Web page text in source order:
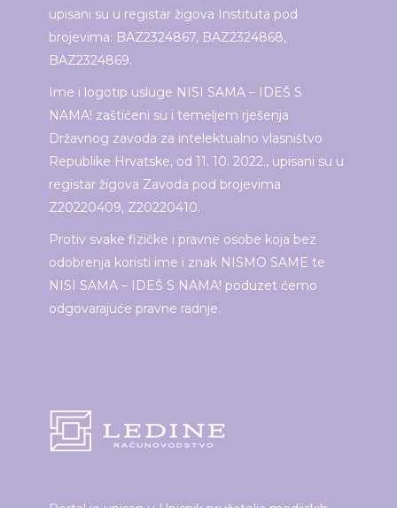
upisani su u registar žigova Instituta pod
brojevima: BAZ2324867, BAZ2324868,
BAZ2324869.
Ime i logotip usluge NISI SAMA – IDEŠ S
NAMA! zaštićeni su i temeljem rješenja
Državnog zavoda za intelektualno vlasništvo
Republike Hrvatske, od 11. 10. 2022., upisani su u
registar žigova Zavoda pod brojevima
Z20220409, Z20220410.
Protiv svake fizičke i pravne osobe koja bez
odobrenja koristi ime i znak NISMO SAME te
NISI SAMA – IDEŠ S NAMA! poduzet ćemo
odgovarajuće pravne radnje.